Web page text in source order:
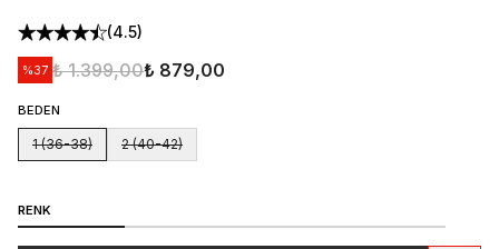
(4.5)
%37 ₺ 1.399,00₺ 879,00
BEDEN
1 (36-38) 2 (40-42)
RENK